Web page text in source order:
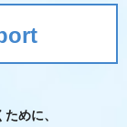
めに、